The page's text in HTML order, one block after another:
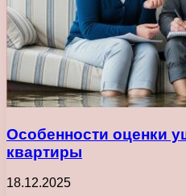
Особенности оценки
квартиры
18.12.2025